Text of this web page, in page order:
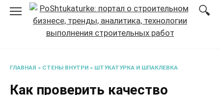
Перейти
содержанию
ГЛАВНАЯ » СТЕНЫ ВНУТРИ » ШТУКАТУРКА И ШПАКЛЕВКА
Как проверить качество